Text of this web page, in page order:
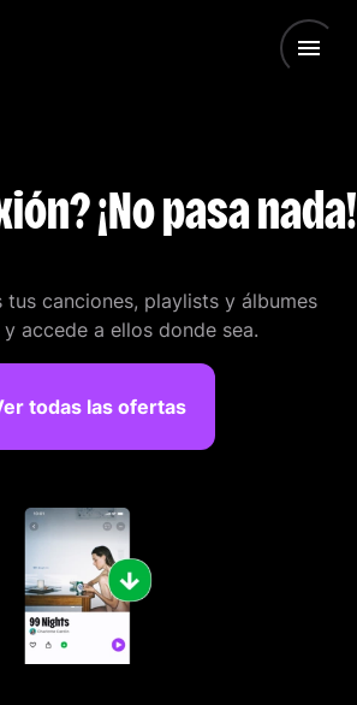
¡No pasa nada!
tus canciones, playlists y álbumes
accede a ellos donde sea.
todas las ofertas